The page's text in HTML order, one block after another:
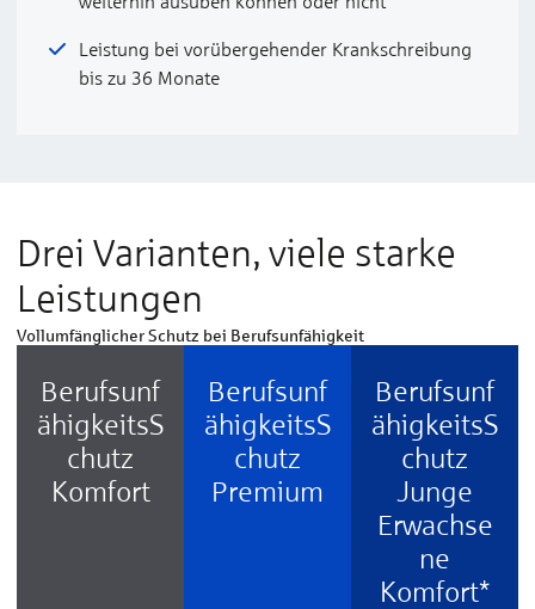
Leistung bei vorübergehender Krankschreibung
bis zu 36 Monate
Drei Varianten, viele starke
Leistungen
Vollumfänglicher Schutz bei Berufsunfähigkeit
Berufsunf
ähigkeitsS
chutz
Komfort
Berufsunf
ähigkeitsS
chutz
Premium
Berufsunf
ähigkeitsS
chutz
Junge
Erwachse
ne
Komfort*